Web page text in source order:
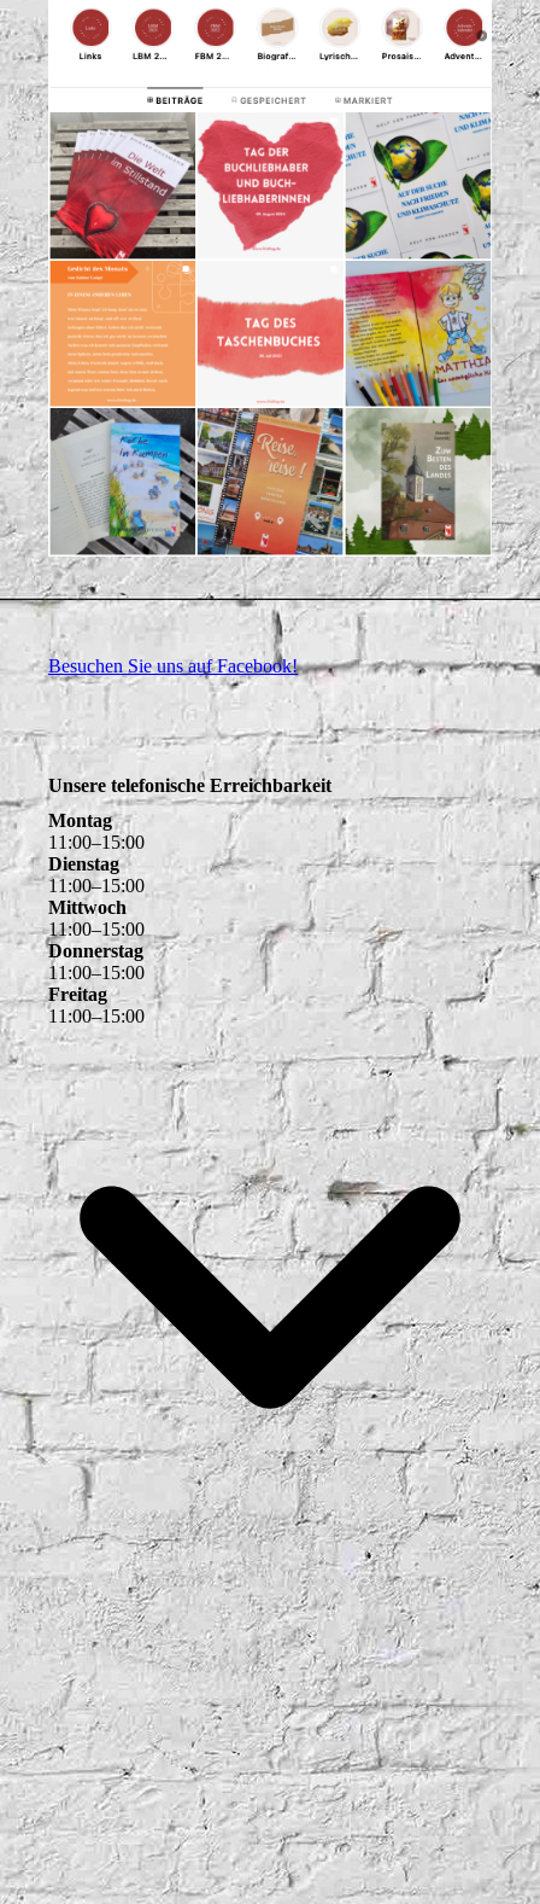
Besuchen Sie uns auf Facebook!
Unsere telefonische Erreichbarkeit
Montag
11:00–15:00
Dienstag
11:00–15:00
Mittwoch
11:00–15:00
Donnerstag
11:00–15:00
Freitag
11:00–15:00